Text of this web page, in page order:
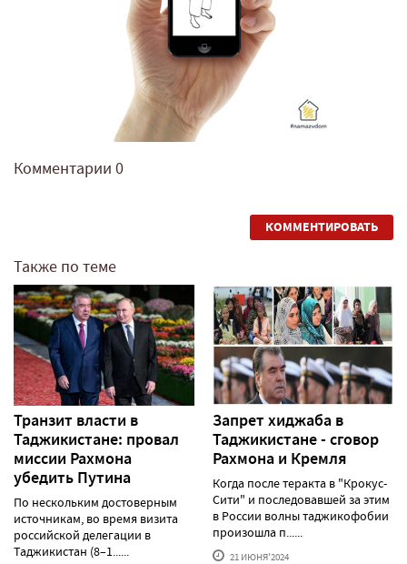
Комментарии 0
КОММЕНТИРОВАТЬ
Также по теме
Транзит власти в
Таджикистане: провал
миссии Рахмона
убедить Путина
По нескольким достоверным
источникам, во время визита
российской делегации в
Таджикистан (8–1......
Запрет хиджаба в
Таджикистане - сговор
Рахмона и Кремля
Когда после теракта в "Крокус-
Сити" и последовавшей за этим
в России волны таджикофобии
произошла п......
21 ИЮНЯ'2024